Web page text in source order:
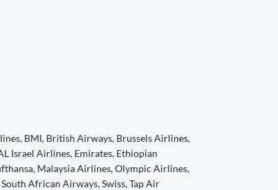
BMI, British Airways, Brussels Airlines,
Israel Airlines, Emirates, Ethiopian
Malaysia Airlines, Olympic Airlines,
African Airways, Swiss, Tap Air